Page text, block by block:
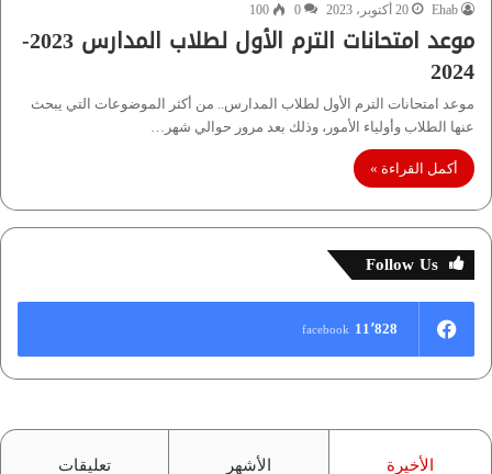
Ehab 20 أكتوبر، 2023 0
100
موعد امتحانات الترم الأول لطلاب المدارس 2023-
2024
موعد امتحانات الترم الأول لطلاب المدارس.. من أكثر الموضوعات التي يبحث
عنها الطلاب وأولياء الأمور، وذلك بعد مرور حوالي شهر…
أكمل القراءة »
Follow Us
11٬828 facebook
الأخيرة الأشهر تعليقات